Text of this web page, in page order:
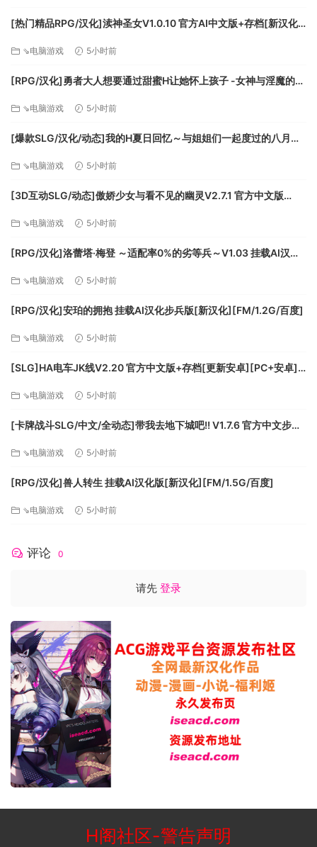
快速战斗体验
间内即可短兵相接，如何调控手中有限的兵令排兵布阵，打出
组合combo，步步为营，可能一命通关，也可能全军覆没。
击，侧击，压阵能造成更多伤害和特殊移动，角色也能在战斗
多样的棋盘机制
不同的棋盘将伴随著不同的战场效果，多样的地形造成障碍、
略，它们也可能成为你破敌的奇策。
独有的剧情结合
剧情与玩法是相辅相融的，当玩家操控棋子对弈时，剧情中作
惑。在一次次遭遇事件中，会招募到全新的伙伴，遇到更强的
敌人，剧情突发事件也会对棋局产生决定性的影响，考验玩家
[热门精品RPG/汉化]渎神圣女V1.0.10 官方AI中文版+存档[新汉化]
⇘电脑游戏 5小时前
[RPG/汉化]勇者大人想要通过甜蜜H让她怀上孩子 -女神与淫魔的二
⇘电脑游戏 5小时前
[爆款SLG/汉化/动态]我的H夏日回忆～与姐姐们一起度过的八月～
⇘电脑游戏 5小时前
[3D互动SLG/动态]傲娇少女与看不见的幽灵V2.7.1 官方中文版
⇘电脑游戏 5小时前
[RPG/汉化]洛蕾塔·梅登 ～适配率0%的劣等兵～V1.03 挂载AI汉化
⇘电脑游戏 5小时前
[RPG/汉化]安珀的拥抱 挂载AI汉化步兵版[新汉化][FM/1.2G/百度]
⇘电脑游戏 5小时前
[SLG]HA电车JK线V2.20 官方中文版+存档[更新安卓][PC+安卓]
⇘电脑游戏 5小时前
[卡牌战斗SLG/中文/全动态]带我去地下城吧!! V1.7.6 官方中文步兵
⇘电脑游戏 5小时前
[RPG/汉化]兽人转生 挂载AI汉化版[新汉化][FM/1.5G/百度]
⇘电脑游戏 5小时前
评论 0
请先 登录
H阁社区-警告声明